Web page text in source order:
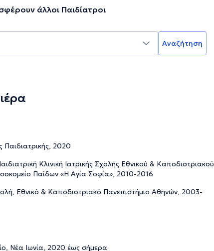
άλλοι Παιδίατροι
Αναζήτηση
Παιδιατρικής, 2020
Κλινική Ιατρικής Σχολής Εθνικού & Καποδιστριακού
Παίδων «Η Αγία Σοφία», 2010-2016
Εθνικό & Καποδιστριακό Πανεπιστήμιο Αθηνών, 2003-
Νέα Ιωνία, 2020 έως σήμερα